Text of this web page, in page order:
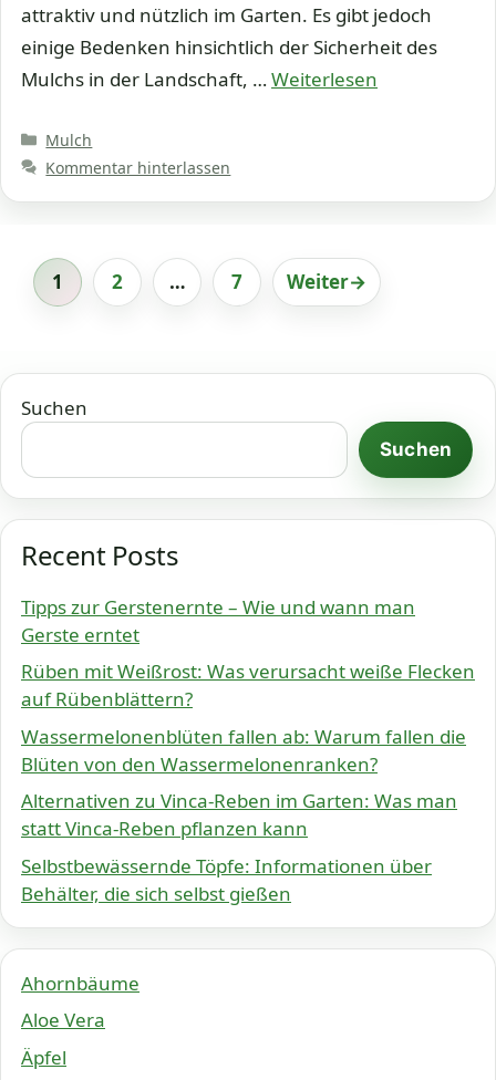
attraktiv und nützlich im Garten. Es gibt jedoch
einige Bedenken hinsichtlich der Sicherheit des
Mulchs in der Landschaft, …Weiterlesen
Kategorien
Mulch
Kommentar hinterlassen
Seite
1 Seite
2 … Seite
7 Weiter→
Suchen
Suchen
Recent Posts
Tipps zur Gerstenernte – Wie und wann man
Gerste erntet
Rüben mit Weißrost: Was verursacht weiße Flecken
auf Rübenblättern?
Wassermelonenblüten fallen ab: Warum fallen die
Blüten von den Wassermelonenranken?
Alternativen zu Vinca-Reben im Garten: Was man
statt Vinca-Reben pflanzen kann
Selbstbewässernde Töpfe: Informationen über
Behälter, die sich selbst gießen
Ahornbäume
Aloe Vera
Äpfel